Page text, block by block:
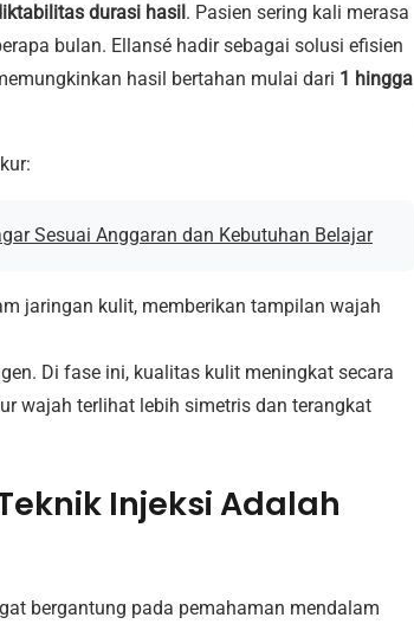
durasi hasil . Pasien sering kali merasa
bulan. Ellansé hadir sebagai solusi efisien
hasil bertahan mulai dari 1 hingga
Sesuai Anggaran dan Kebutuhan Belajar
jaringan kulit, memberikan tampilan wajah
Di fase ini, kualitas kulit meningkat secara
wajah terlihat lebih simetris dan terangkat
Injeksi Adalah
bergantung pada pemahaman mendalam